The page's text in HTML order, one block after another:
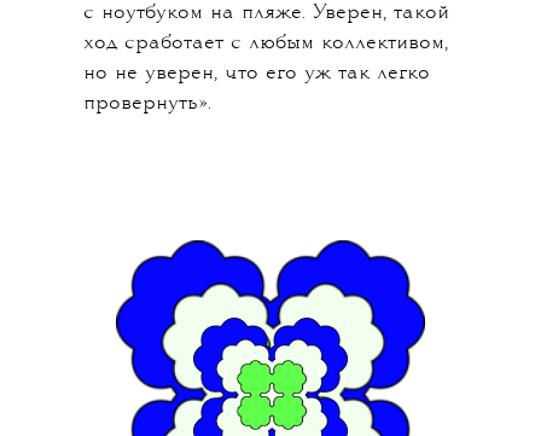
с ноутбуком на пляже. Уверен, такой
ход сработает с любым коллективом,
но не уверен, что его уж так легко
провернуть».